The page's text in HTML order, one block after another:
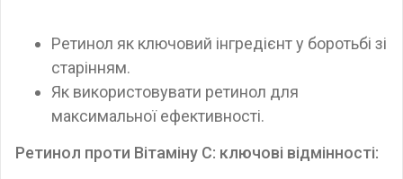
Ретинол як ключовий інгредієнт у боротьбі зі
старінням.
Як використовувати ретинол для
максимальної ефективності.
Ретинол проти Вітаміну C: ключові відмінності: